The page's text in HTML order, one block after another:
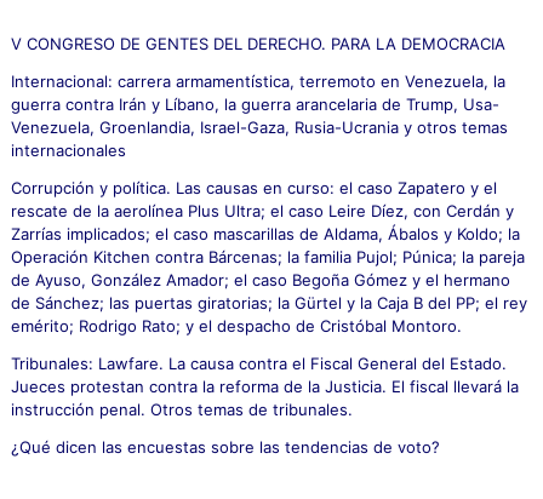
p
r
:
V CONGRESO DE GENTES DEL DERECHO. PARA LA DEMOCRACIA
Internacional: carrera armamentística, terremoto en Venezuela, la
guerra contra Irán y Líbano, la guerra arancelaria de Trump, Usa-
Venezuela, Groenlandia, Israel-Gaza, Rusia-Ucrania y otros temas
internacionales
Corrupción y política. Las causas en curso: el caso Zapatero y el
rescate de la aerolínea Plus Ultra; el caso Leire Díez, con Cerdán y
Zarrías implicados; el caso mascarillas de Aldama, Ábalos y Koldo; la
Operación Kitchen contra Bárcenas; la familia Pujol; Púnica; la pareja
de Ayuso, González Amador; el caso Begoña Gómez y el hermano
de Sánchez; las puertas giratorias; la Gürtel y la Caja B del PP; el rey
emérito; Rodrigo Rato; y el despacho de Cristóbal Montoro.
Tribunales: Lawfare. La causa contra el Fiscal General del Estado.
Jueces protestan contra la reforma de la Justicia. El fiscal llevará la
instrucción penal. Otros temas de tribunales.
¿Qué dicen las encuestas sobre las tendencias de voto?